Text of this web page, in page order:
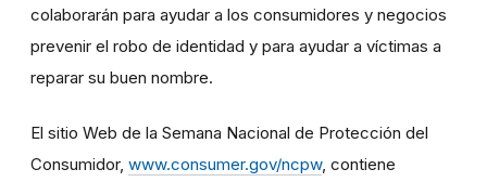
colaborarán para ayudar a los consumidores y negocios
prevenir el robo de identidad y para ayudar a víctimas a
reparar su buen nombre.
El sitio Web de la Semana Nacional de Protección del
Consumidor, www.consumer.gov/ncpw, contiene